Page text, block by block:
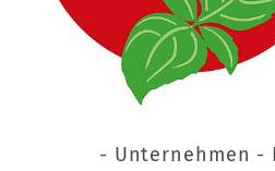
- Unternehmen -